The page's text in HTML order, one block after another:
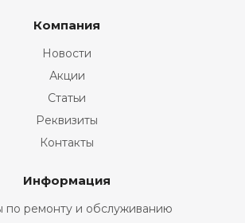
Компания
Новости
Акции
Статьи
Реквизиты
Контакты
Информация
по ремонту и обслуживанию